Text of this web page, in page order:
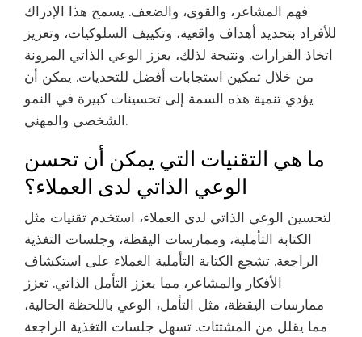
فهم المشاعر، والقوى، والضعف. يسمح هذا الإدراك
للأفراد بتحديد أهداف واقعية، وتكييف السلوكيات، وتعزيز
اتخاذ القرارات. ونتيجة لذلك، يعزز الوعي الذاتي المرونة
من خلال تمكين استجابات أفضل للتحديات. يمكن أن
يؤدي تنمية هذه السمة إلى تحسينات كبيرة في النمو
الشخصي والمهني.
ما هي التقنيات التي يمكن أن تحسن
الوعي الذاتي لدى العملاء؟
لتحسين الوعي الذاتي لدى العملاء، استخدم تقنيات مثل
الكتابة التأملية، وممارسات اليقظة، وجلسات التغذية
الراجعة. تشجع الكتابة التأملية العملاء على استكشاف
الأفكار والمشاعر، مما يعزز التأمل الذاتي. تعزز
ممارسات اليقظة، مثل التأمل، الوعي باللحظة الحالية،
مما يقلل من المشتتات. تسهل جلسات التغذية الراجعة